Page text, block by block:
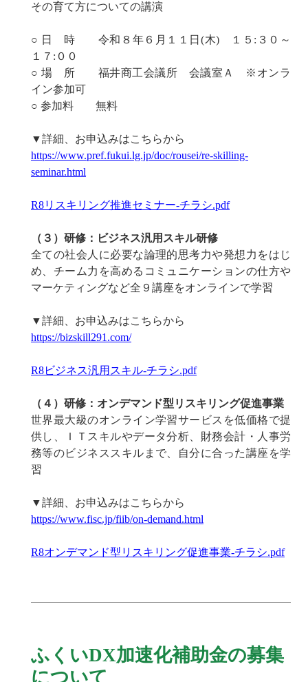
その育て方についての講演
○ 日 時 令和８年６月１１日(木) １５:３０～
１７:００
○ 場 所 福井商工会議所 会議室Ａ ※オンラ
イン参加可
○ 参加料 無料
▼詳細、お申込みはこちらから
https://www.pref.fukui.lg.jp/doc/rousei/re-skilling-
seminar.html
R8リスキリング推進セミナー-チラシ.pdf
（３）研修：ビジネス汎用スキル研修
全ての社会人に必要な論理的思考力や発想力をはじ
め、チーム力を高めるコミュニケーションの仕方や
マーケティングなど全９講座をオンラインで学習
▼詳細、お申込みはこちらから
https://bizskill291.com/
R8ビジネス汎用スキル-チラシ.pdf
（４）研修：オンデマンド型リスキリング促進事業
世界最大級のオンライン学習サービスを低価格で提
供し、ＩＴスキルやデータ分析、財務会計・人事労
務等のビジネススキルまで、自分に合った講座を学
習
▼詳細、お申込みはこちらから
https://www.fisc.jp/fiib/on-demand.html
R8オンデマンド型リスキリング促進事業-チラシ.pdf
ふくいDX加速化補助金の募集
について